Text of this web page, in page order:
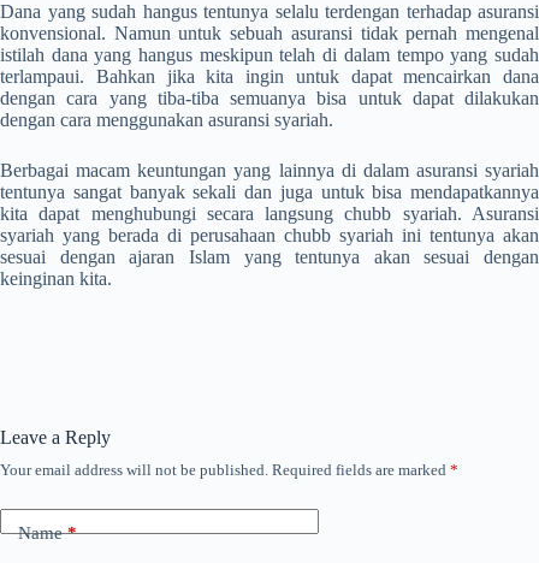
Dana yang sudah hangus tentunya selalu terdengan terhadap asuransi
konvensional. Namun untuk sebuah asuransi tidak pernah mengenal
istilah dana yang hangus meskipun telah di dalam tempo yang sudah
terlampaui. Bahkan jika kita ingin untuk dapat mencairkan dana
dengan cara yang tiba-tiba semuanya bisa untuk dapat dilakukan
dengan cara menggunakan asuransi syariah.
Berbagai macam keuntungan yang lainnya di dalam asuransi syariah
tentunya sangat banyak sekali dan juga untuk bisa mendapatkannya
kita dapat menghubungi secara langsung chubb syariah. Asuransi
syariah yang berada di perusahaan chubb syariah ini tentunya akan
sesuai dengan ajaran Islam yang tentunya akan sesuai dengan
keinginan kita.
Leave a Reply
Your email address will not be published. Required fields are marked *
Name*